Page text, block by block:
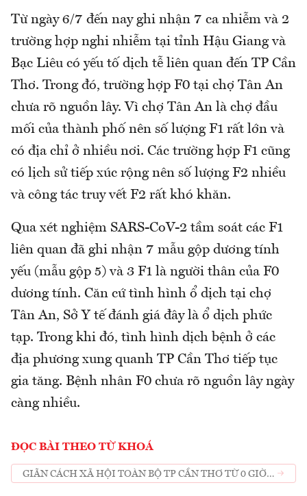
Từ ngày 6/7 đến nay ghi nhận 7 ca nhiễm và 2
trường hợp nghi nhiễm tại tỉnh Hậu Giang và
Bạc Liêu có yếu tố dịch tễ liên quan đến TP Cần
Thơ. Trong đó, trường hợp F0 tại chợ Tân An
chưa rõ nguồn lây. Vì chợ Tân An là chợ đầu
mối của thành phố nên số lượng F1 rất lớn và
có địa chỉ ở nhiều nơi. Các trường hợp F1 cũng
có lịch sử tiếp xúc rộng nên số lượng F2 nhiều
và công tác truy vết F2 rất khó khăn.
Qua xét nghiệm SARS-CoV-2 tầm soát các F1
liên quan đã ghi nhận 7 mẫu gộp dương tính
yếu (mẫu gộp 5) và 3 F1 là người thân của F0
dương tính. Căn cứ tình hình ổ dịch tại chợ
Tân An, Sở Y tế đánh giá đây là ổ dịch phức
tạp. Trong khi đó, tình hình dịch bệnh ở các
địa phương xung quanh TP Cần Thơ tiếp tục
gia tăng. Bệnh nhân F0 chưa rõ nguồn lây ngày
càng nhiều.
ĐỌC BÀI THEO TỪ KHOÁ
GIÃN CÁCH XÃ HỘI TOÀN BỘ TP CẦN THƠ TỪ 0 GIỜ